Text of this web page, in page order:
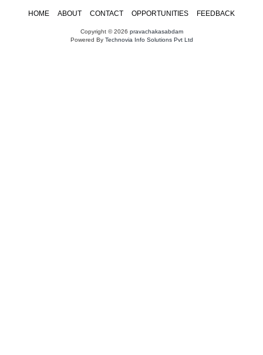
HOME ABOUT CONTACT OPPORTUNITIES FEEDBACK
Copyright © 2026 pravachakasabdam
Powered ByTechnovia Info Solutions Pvt Ltd